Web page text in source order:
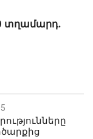
տղամարդ.